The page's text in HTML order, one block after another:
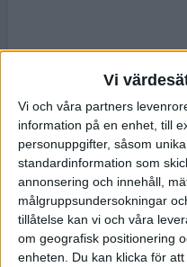
Vi
Vi och våra partners
information på en enhet, till
personuppgifter, såsom
standardinformation som
annonsering och innehåll,
målgruppsundersokningar
tillåtelse kan vi och våra
om geografisk positionering
enheten. Du kan klicka för